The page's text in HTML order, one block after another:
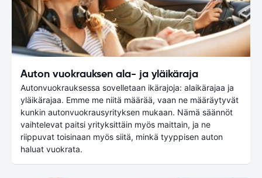
Auton vuokrauksen ala- ja yläikäraja
Autonvuokrauksessa sovelletaan ikärajoja: alaikärajaa ja
yläikärajaa. Emme me niitä määrää, vaan ne määräytyvät
kunkin autonvuokrausyrityksen mukaan. Nämä säännöt
vaihtelevat paitsi yrityksittäin myös maittain, ja ne
riippuvat toisinaan myös siitä, minkä tyyppisen auton
haluat vuokrata.